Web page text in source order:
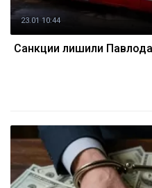
23.01 10:44
Санкции лишили